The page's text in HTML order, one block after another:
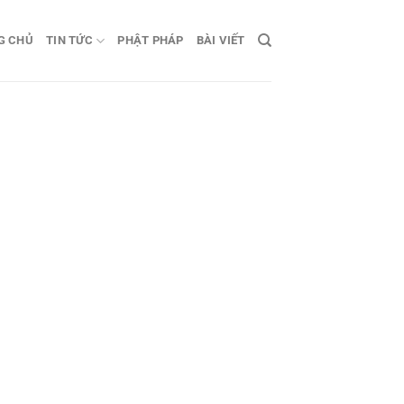
CHỦ TIN TỨC PHẬT PHÁP BÀI VIẾT